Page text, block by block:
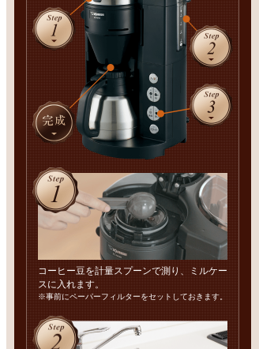
コーヒー豆を計量スプーンで測り、ミルケー
スに入れます。
※事前にペーパーフィルターをセットしておきます。